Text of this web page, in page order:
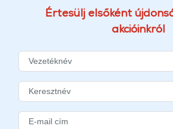
Értesülj elsőként
akcióinkról